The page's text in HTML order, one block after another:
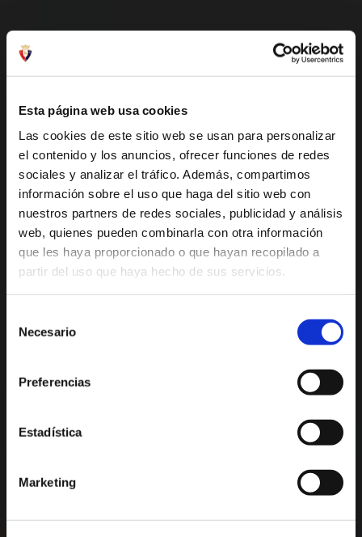
Esta página web usa cookies
Las cookies de este sitio web se usan para personalizar
el contenido y los anuncios, ofrecer funciones de redes
sociales y analizar el tráfico. Además, compartimos
información sobre el uso que haga del sitio web con
nuestros partners de redes sociales, publicidad y análisis
web, quienes pueden combinarla con otra información
que les haya proporcionado o que hayan recopilado a
partir del uso que haya hecho de sus servicios.
Necesario
Preferencias
Estadística
Marketing